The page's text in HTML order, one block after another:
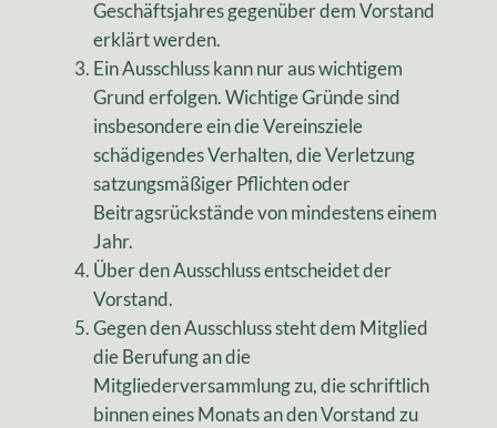
Geschäftsjahres gegenüber dem Vorstand
erklärt werden.
Ein Ausschluss kann nur aus wichtigem
Grund erfolgen. Wichtige Gründe sind
insbesondere ein die Vereinsziele
schädigendes Verhalten, die Verletzung
satzungsmäßiger Pflichten oder
Beitragsrückstände von mindestens einem
Jahr.
Über den Ausschluss entscheidet der
Vorstand.
Gegen den Ausschluss steht dem Mitglied
die Berufung an die
Mitgliederversammlung zu, die schriftlich
binnen eines Monats an den Vorstand zu